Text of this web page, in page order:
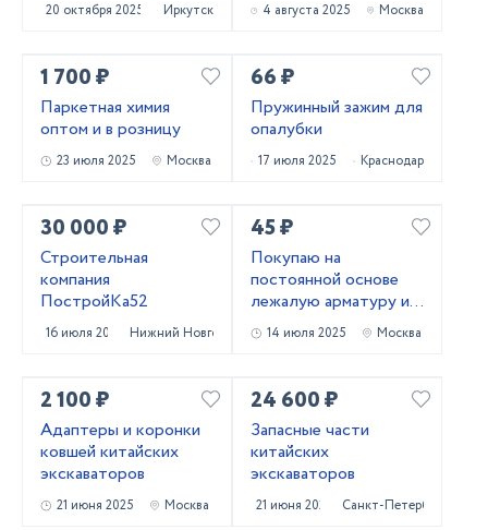
20 октября 2025 Иркутск 4 августа 2025 Москва
1 700 ₽
Паркетная химия
оптом и в розницу
23 июля 2025 Москва
66 ₽
Пружинный зажим для
опалубки
17 июля 2025 Краснодар
30 000 ₽
Строительная
компания
ПостройКа52
16 июля 2025 Нижний Новгород
45 ₽
Покупаю на
постоянной основе
лежалую арматуру и
металлопрокат!
Самовывоз
14 июля 2025 Москва
2 100 ₽
Адаптеры и коронки
ковшей китайских
экскаваторов
21 июня 2025 Москва
24 600 ₽
Запасные части
китайских
экскаваторов
21 июня 2025 Санкт-Петербург